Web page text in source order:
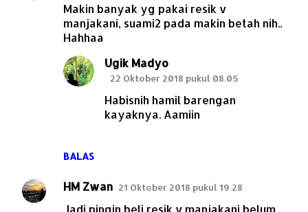
Makin banyak yg pakai resik v
manjakani, suami2 pada makin betah nih..
Hahhaa
BALAS
Ugik Madyo
22 Oktober 2018 pukul 08.05
Habisnih hamil barengan
kayaknya. Aamiin
HM Zwan 21 Oktober 2018 pukul 19.28
Jadi pingin beli resik v manjakani,belum